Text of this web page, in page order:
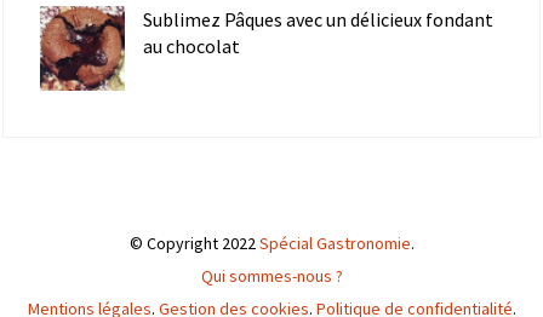
Sublimez Pâques avec un délicieux fondant
au chocolat
© Copyright 2022Spécial Gastronomie.
Qui sommes-nous ?
Mentions légales. Gestion des cookies. Politique de confidentialité.